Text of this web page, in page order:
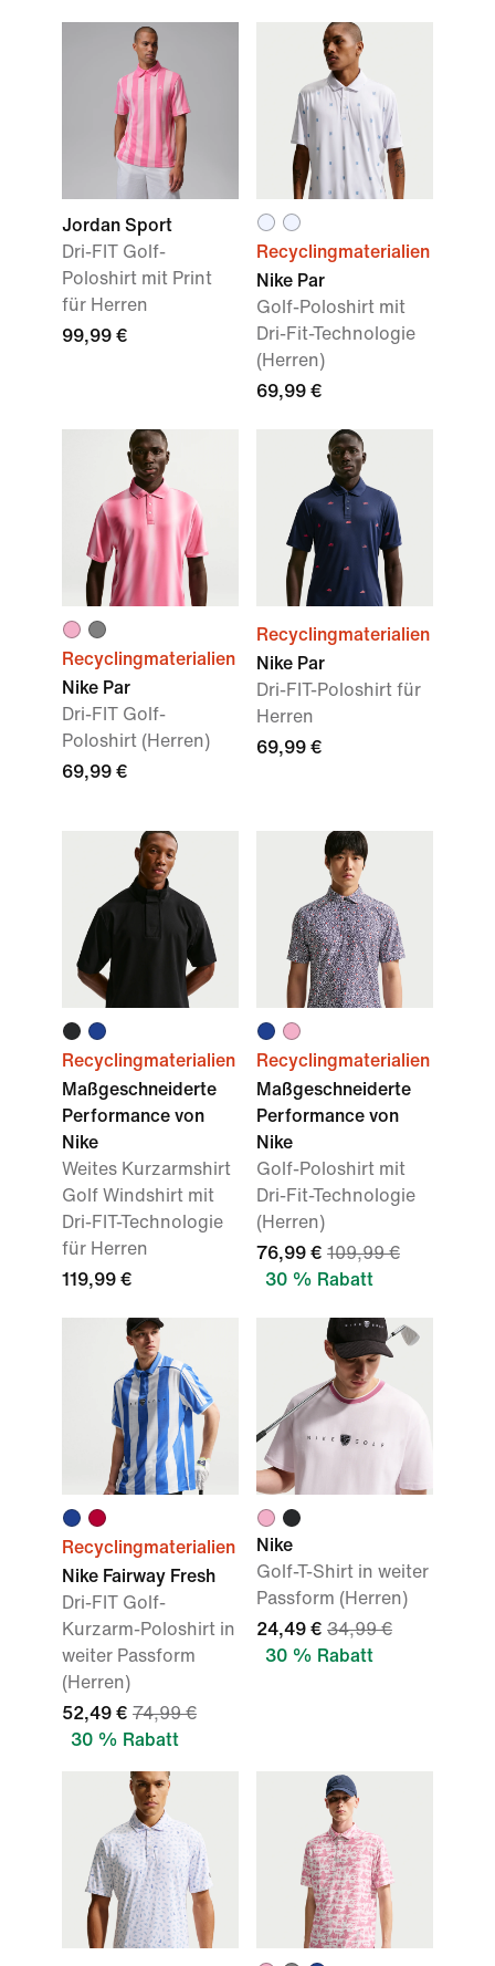
Jordan Sport
Dri-FIT Golf-
Poloshirt mit Print
für Herren
99,99 €
Recyclingmaterialien
Nike Par
Golf-Poloshirt mit
Dri-Fit-Technologie
(Herren)
69,99 €
Recyclingmaterialien
Nike Par
Dri-FIT Golf-
Poloshirt (Herren)
69,99 €
Recyclingmaterialien
Nike Par
Dri-FIT-Poloshirt für
Herren
69,99 €
Recyclingmaterialien
Maßgeschneiderte
Performance von
Nike
Weites Kurzarmshirt
Golf Windshirt mit
Dri-FIT-Technologie
für Herren
119,99 €
Recyclingmaterialien
Maßgeschneiderte
Performance von
Nike
Golf-Poloshirt mit
Dri-Fit-Technologie
(Herren)
76,99 € 109,99 €
30 % Rabatt
Recyclingmaterialien
Nike Fairway Fresh
Dri-FIT Golf-
Kurzarm-Poloshirt in
weiter Passform
(Herren)
52,49 € 74,99 €
30 % Rabatt
Nike
Golf-T-Shirt in weiter
Passform (Herren)
24,49 € 34,99 €
30 % Rabatt